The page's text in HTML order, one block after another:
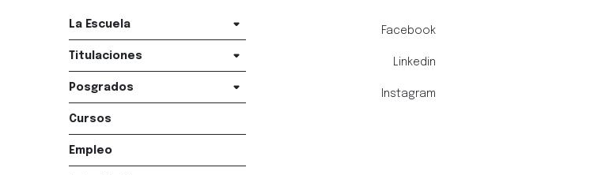
La Escuela
Titulaciones
Posgrados
Cursos
Empleo
Facebook
Linkedin
Instagram